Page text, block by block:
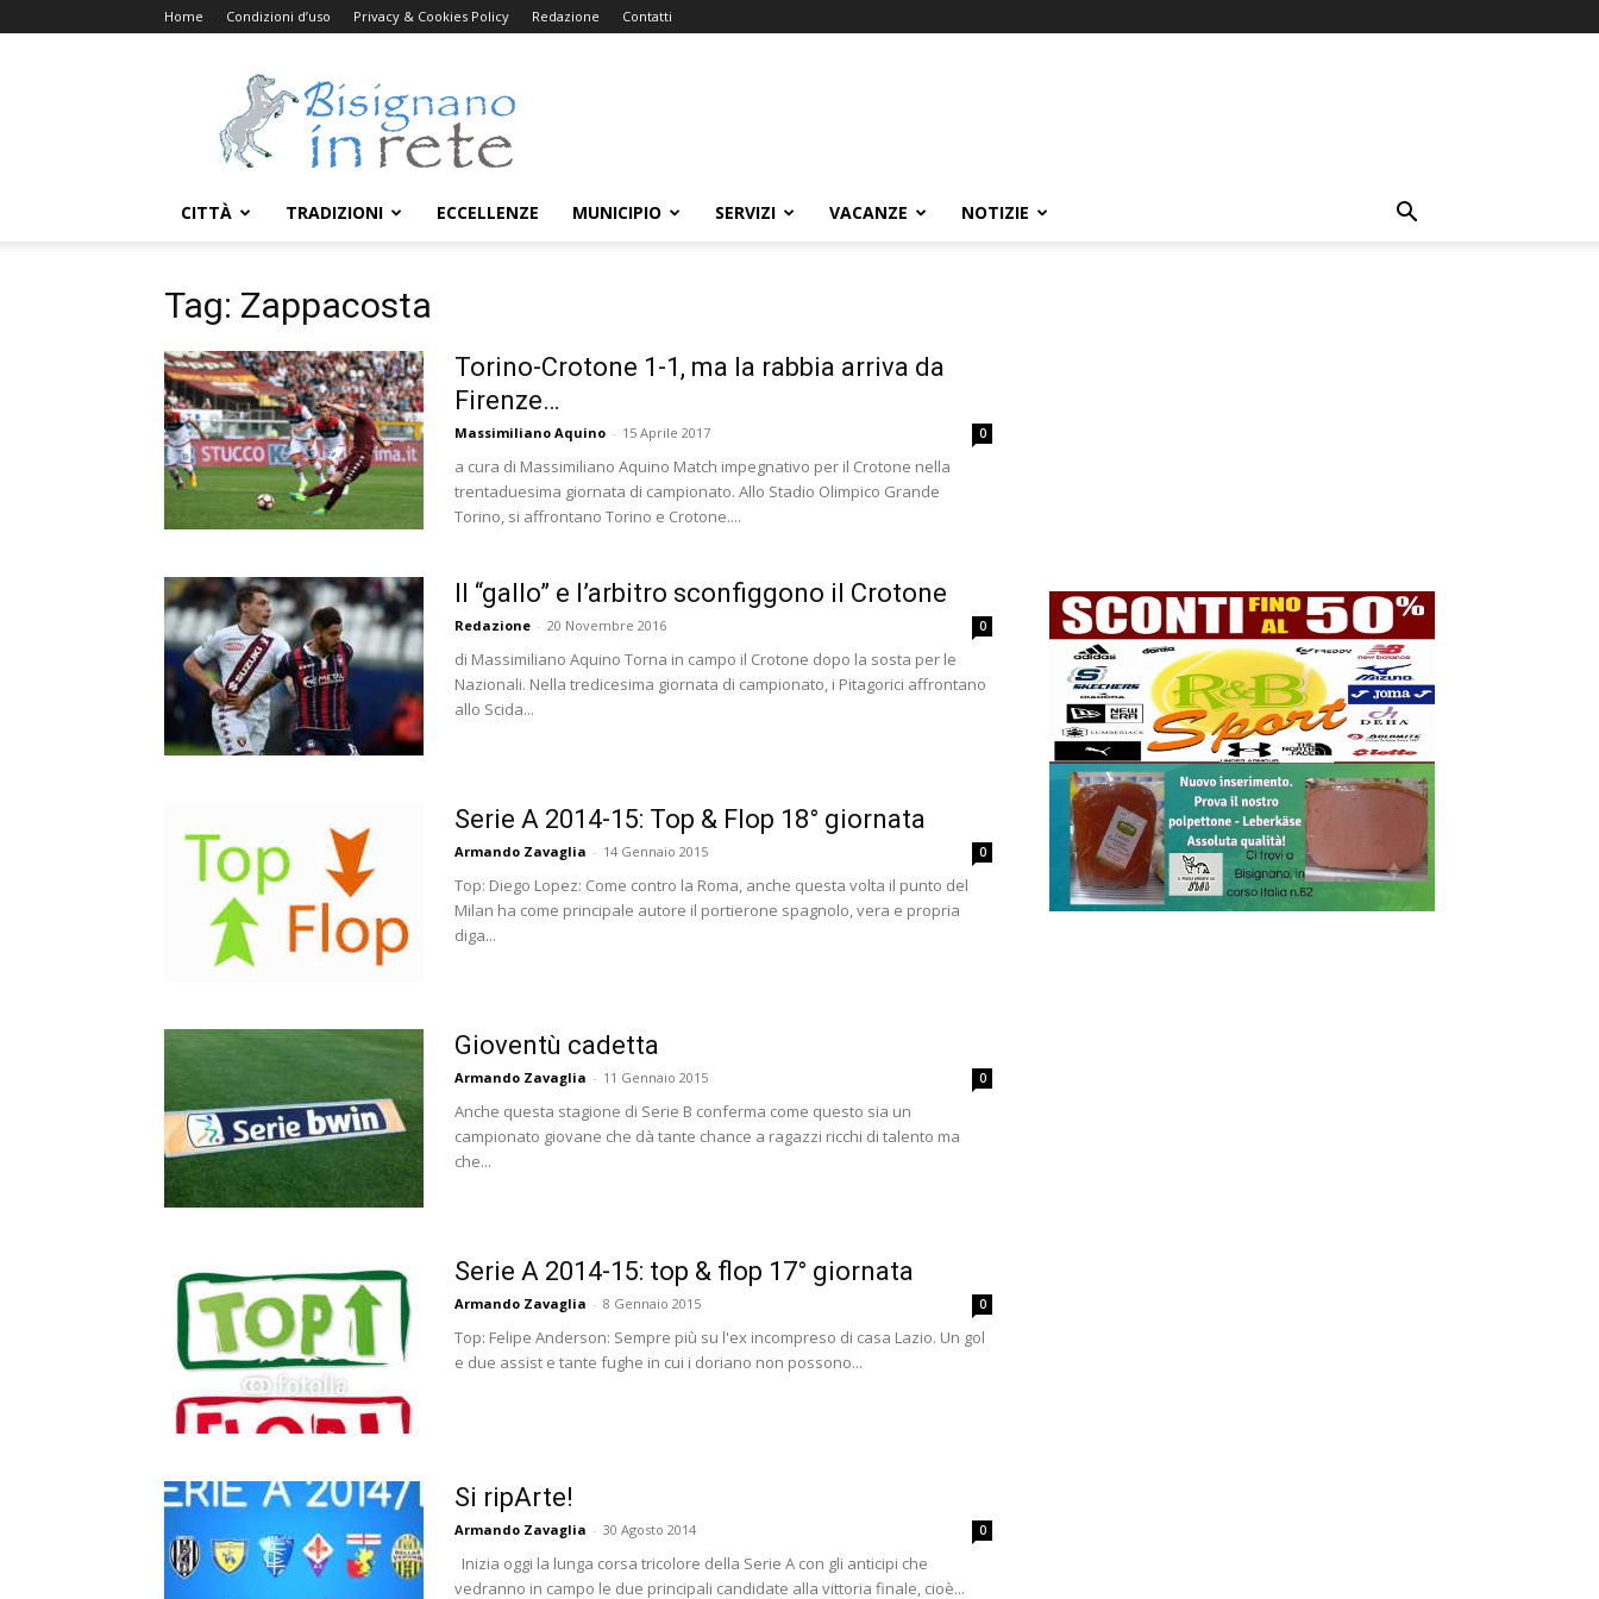
Home Condizioni d’uso Privacy & Cookies Policy Redazione Contatti
Bisignanoinrete.com
CITTÀ TRADIZIONI ECCELLENZE MUNICIPIO SERVIZI VACANZE NOTIZIE
Tag: Zappacosta
Torino-Crotone 1-1, ma la rabbia arriva da
Firenze…
Massimiliano Aquino - 15 Aprile 2017 0
a cura di Massimiliano Aquino Match impegnativo per il Crotone nella
trentaduesima giornata di campionato. Allo Stadio Olimpico Grande
Torino, si affrontano Torino e Crotone....
Il “gallo” e l’arbitro sconfiggono il Crotone
Redazione - 20 Novembre 2016 0
di Massimiliano Aquino Torna in campo il Crotone dopo la sosta per le
Nazionali. Nella tredicesima giornata di campionato, i Pitagorici affrontano
allo Scida...
Serie A 2014-15: Top & Flop 18° giornata
Armando Zavaglia - 14 Gennaio 2015 0
Top: Diego Lopez: Come contro la Roma, anche questa volta il punto del
Milan ha come principale autore il portierone spagnolo, vera e propria
diga...
Gioventù cadetta
Armando Zavaglia - 11 Gennaio 2015 0
Anche questa stagione di Serie B conferma come questo sia un
campionato giovane che dà tante chance a ragazzi ricchi di talento ma
che...
Serie A 2014-15: top & flop 17° giornata
Armando Zavaglia - 8 Gennaio 2015 0
Top: Felipe Anderson: Sempre più su l'ex incompreso di casa Lazio. Un gol
e due assist e tante fughe in cui i doriano non possono...
Si ripArte!
Armando Zavaglia - 30 Agosto 2014 0
Inizia oggi la lunga corsa tricolore della Serie A con gli anticipi che
vedranno in campo le due principali candidate alla vittoria finale, cioè...